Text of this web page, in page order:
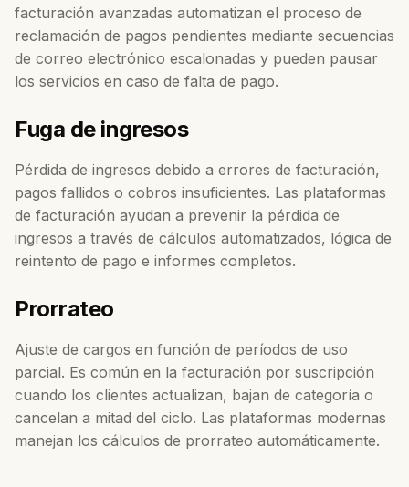
facturación avanzadas automatizan el proceso de
reclamación de pagos pendientes mediante secuencias
de correo electrónico escalonadas y pueden pausar
los servicios en caso de falta de pago.
Fuga de ingresos
Pérdida de ingresos debido a errores de facturación,
pagos fallidos o cobros insuficientes. Las plataformas
de facturación ayudan a prevenir la pérdida de
ingresos a través de cálculos automatizados, lógica de
reintento de pago e informes completos.
Prorrateo
Ajuste de cargos en función de períodos de uso
parcial. Es común en la facturación por suscripción
cuando los clientes actualizan, bajan de categoría o
cancelan a mitad del ciclo. Las plataformas modernas
manejan los cálculos de prorrateo automáticamente.